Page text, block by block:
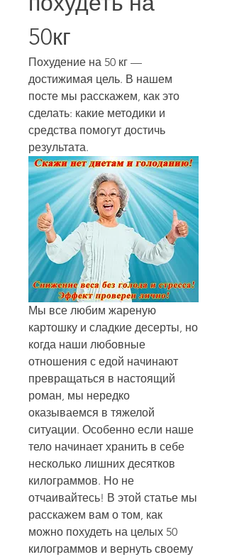
50кг
Похудение на 50 кг —
достижимая цель. В нашем
посте мы расскажем, как это
сделать: какие методики и
средства помогут достичь
результата.
Мы все любим жареную
картошку и сладкие десерты, но
когда наши любовные
отношения с едой начинают
превращаться в настоящий
роман, мы нередко
оказываемся в тяжелой
ситуации. Особенно если наше
тело начинает хранить в себе
несколько лишних десятков
килограммов. Но не
отчаивайтесь! В этой статье мы
расскажем вам о том, как
можно похудеть на целых 50
килограммов и вернуть своему